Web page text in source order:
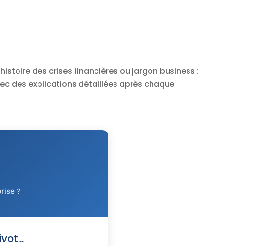
histoire des crises financières ou jargon business :
des explications détaillées après chaque
?